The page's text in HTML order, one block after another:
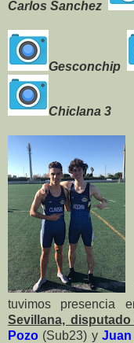
Carlos Sanchez
Gesconchip
Chiclana 3
tuvimos
Sevillana,
Pozo (Sub23) y Juan